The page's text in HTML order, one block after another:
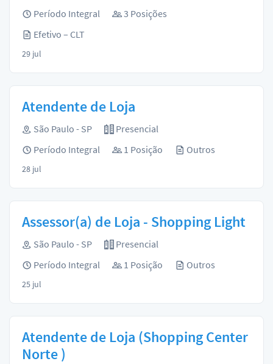
Período Integral
3 Posições
Efetivo – CLT
29 jul
Atendente de Loja
São Paulo - SP
Presencial
Período Integral
1 Posição Outros
28 jul
Assessor(a) de Loja - Shopping Light
São Paulo - SP
Presencial
Período Integral
1 Posição Outros
25 jul
Atendente de Loja (Shopping Center
Norte )